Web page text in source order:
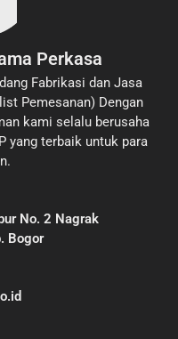
Perkasa
Fabrikasi dan Jasa
Pemesanan) Dengan
kami selalu berusaha
yang terbaik untuk para
No. 2 Nagrak
Bogor